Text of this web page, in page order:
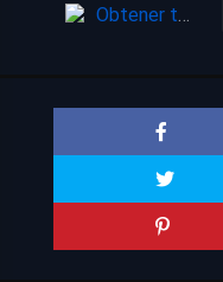
Obtener torrent